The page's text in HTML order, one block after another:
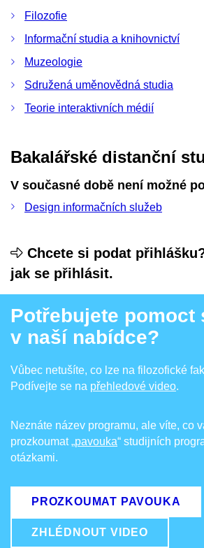
Filozofie
Informační studia a knihovnictví
Muzeologie
Sdružená uměnovědná studia
Teorie interaktivních médií
Bakalářské distanční
V současné době není možné
Design informačních služeb
Chcete si podat
jak se přihlásit.
Potřebujete pomoct
v naší nabídce?
Vůbec netušíte, co lze na filozofické
Podívejte se na přehledové video.
Neznáte název programu, ale víte, co
prozkoumat„pavouka“ studijních
otázkami.
PROZKOUMAT PAVOUKA
ZHLÉDNOUT VIDEO